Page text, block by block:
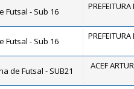
Futsal - Sub 16
Futsal - Sub 16
de Futsal - SUB21 ACEF